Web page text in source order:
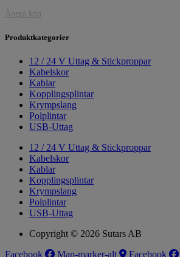
Ångra köp
Produktkategorier
12 / 24 V Uttag & Stickproppar
Kabelskor
Kablar
Kopplingsplintar
Krympslang
Polplintar
USB-Uttag
12 / 24 V Uttag & Stickproppar
Kabelskor
Kablar
Kopplingsplintar
Krympslang
Polplintar
USB-Uttag
Copyright © 2026 Sutars AB
Facebook
Map-marker-alt Facebook